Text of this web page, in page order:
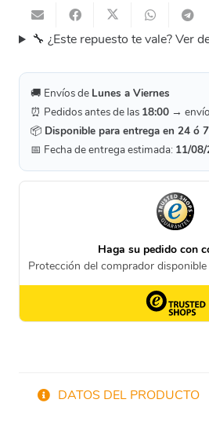
🔧 ¿Este repuesto te vale? Ver
🚚 Envíos de Lunes a Viernes
⏰ Pedidos antes de las 18:00 →
📦 Disponible para entrega en 24 ó
📅 Fecha de entrega estimada: 11/
DATOS DEL PRODUCTO